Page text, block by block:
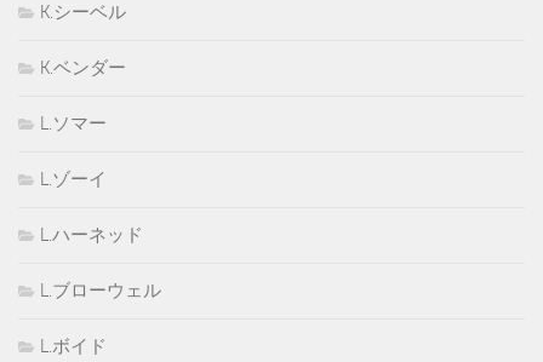
K.シーベル
K.ベンダー
L.ソマー
L.ゾーイ
L.ハーネッド
L.ブローウェル
L.ボイド